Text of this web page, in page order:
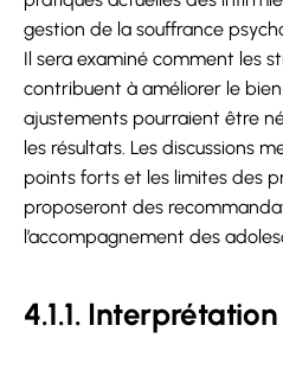
gestion de la souffrance
Il sera examiné comment les
contribuent à améliorer le
ajustements pourraient être
les résultats. Les discussions
points forts et les limites des
proposeront des
l’accompagnement des
4.1.1.